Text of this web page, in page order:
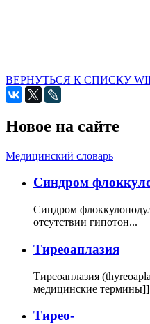
ВЕРНУТЬСЯ К СПИСКУ
Новое на сайте
Медицинский словарь
Cиндром
Синдром
отсутствии гипотон...
Тиреоаплазия
Тиреоаплазия
медицинские термины]]
Тирео-